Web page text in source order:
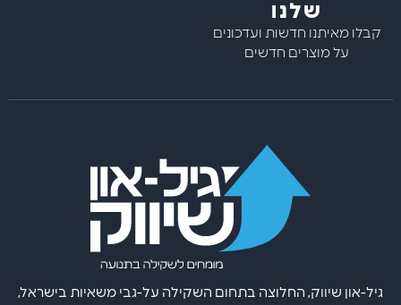
שלנו
קבלו מאיתנו חדשות ועדכונים
על מוצרים חדשים
גיל-און שיווק, החלוצה בתחום השקילה על-גבי משאיות בישראל,